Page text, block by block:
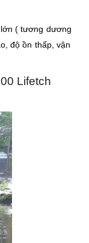
( tương dương
độ ồn thấp, vận
Lifetch